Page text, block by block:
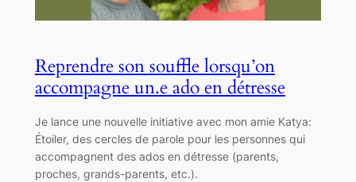
Reprendre son souffle lorsqu’on
accompagne un.e ado en détresse
Je lance une nouvelle initiative avec mon amie Katya:
Étoiler, des cercles de parole pour les personnes qui
accompagnent des ados en détresse (parents,
proches, grands-parents, etc.).